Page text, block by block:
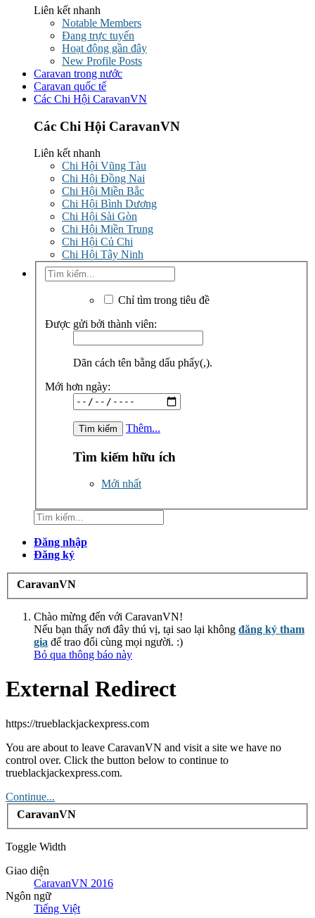
Liên kết nhanh
Notable Members
Đang trực tuyến
Hoạt động gần đây
New Profile Posts
Caravan trong nước
Caravan quốc tế
Các Chi Hội CaravanVN
Các Chi Hội CaravanVN
Liên kết nhanh
Chi Hội Vũng Tàu
Chi Hội Đồng Nai
Chi Hội Miền Bắc
Chi Hội Bình Dương
Chi Hội Sài Gòn
Chi Hội Miền Trung
Chi Hội Củ Chi
Chi Hội Tây Ninh
Chỉ tìm trong tiêu đề
Được gửi bởi thành viên:
Dãn cách tên bằng dấu phẩy(,).
Mới hơn ngày:
Thêm...
Tìm kiếm hữu ích
Mới nhất
Đăng nhập
Đăng ký
CaravanVN
Chào mừng đến với CaravanVN!
Nếu bạn thấy nơi đây thú vị, tại sao lại không đăng ký tham
gia để trao đổi cùng mọi người. :)
Bỏ qua thông báo này
External Redirect
https://trueblackjackexpress.com
You are about to leave CaravanVN and visit a site we have no
control over. Click the button below to continue to
trueblackjackexpress.com.
Continue...
CaravanVN
Toggle Width
Giao diện
CaravanVN 2016
Ngôn ngữ
Tiếng Việt